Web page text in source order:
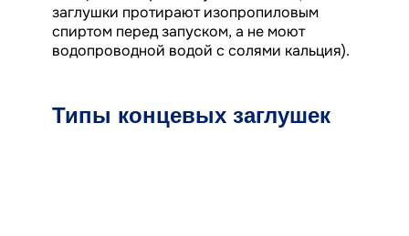
заглушки протирают изопропиловым
спиртом перед запуском, а не моют
водопроводной водой с солями кальция).
Типы концевых заглушек